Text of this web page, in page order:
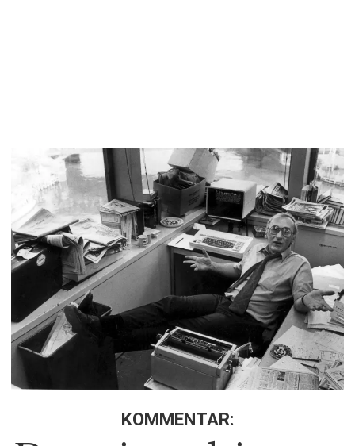
KOMMENTAR: